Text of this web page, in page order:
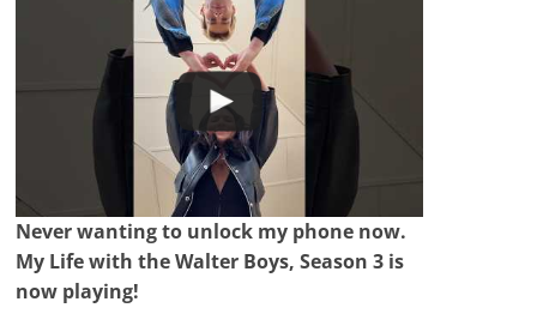
Never wanting to unlock my phone now.
My Life with the Walter Boys, Season 3 is
now playing!